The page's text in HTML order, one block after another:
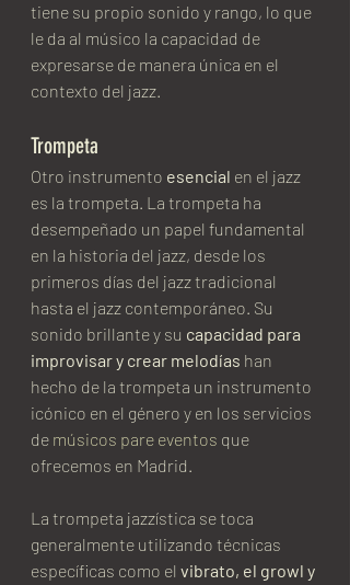
tiene su propio sonido y rango, lo que
le da al músico la capacidad de
expresarse de manera única en el
contexto del jazz.
Trompeta
Otro instrumento esencial en el jazz
es la trompeta. La trompeta ha
desempeñado un papel fundamental
en la historia del jazz, desde los
primeros días del jazz tradicional
hasta el jazz contemporáneo. Su
sonido brillante y su capacidad para
improvisar y crear melodías han
hecho de la trompeta un instrumento
icónico en el género y en los servicios
de músicos pare eventos que
ofrecemos en Madrid.
La trompeta jazzística se toca
generalmente utilizando técnicas
específicas como el vibrato, el growl y